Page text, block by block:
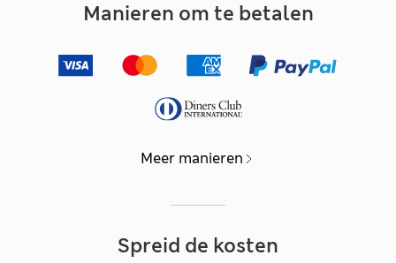
Manieren om te betalen
Meer manieren
Spreid de kosten